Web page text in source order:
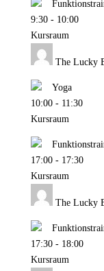
9:30- 10:00
Kursraum
The Lucky
Yoga
10:00- 11:30
Kursraum
17:00- 17:30
Kursraum
The Lucky
17:30- 18:00
Kursraum